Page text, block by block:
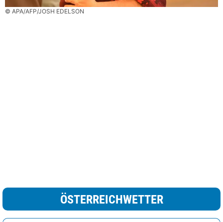
© APA/AFP/JOSH EDELSON
ÖSTERREICHWETTER